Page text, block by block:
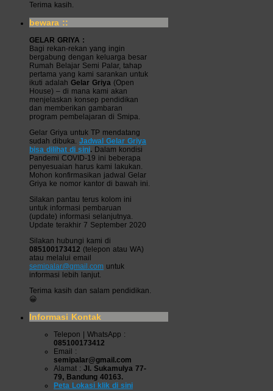
Terima kasih.
bewara ::
GELAR GRIYA :
Bagi rekan-rekan yang ingin
bergabung dengan keluarga besar
Rumah Belajar Semi Palar, tahap
pertama yang kami sarankan untuk
ikuti adalah Gelar Griya (Open
House) – di mana kami akan
menjelaskan konsep pendidikan
dan memberikan gambaran
program pembelajaran di Smipa.
Gelar Griya untuk TP mendatang
sudah dibuka. Jadwal Gelar Griya
bisa dilihat di sini. Dalam kondisi
Pandemi COVID-19 ini beberapa
penyesuaian harus kami lakukan.
Mohon konfirmasikan jadwal Gelar
Griya ke nomor kantor di bawah ini.
Silakan pantau terus kolom ini
untuk informasi pembaruan
(update) informasi selanjutnya.
Update terakhir 7 September 2020
Silakan hubungi kami di
085100173412 (telepon atau WA)
atau melalui email
semipalar@gmail.com untuk
informasi lebih lanjut.
Terima kasih dan salam pendidikan.
😀
Informasi Kontak
Telepon | WhatsApp :
085100173412
Email :
semipalar@gmail.com
Alamat : Jl. Sukamulya 77-
79, Bandung 40163.
Peta Lokasi klik di sini